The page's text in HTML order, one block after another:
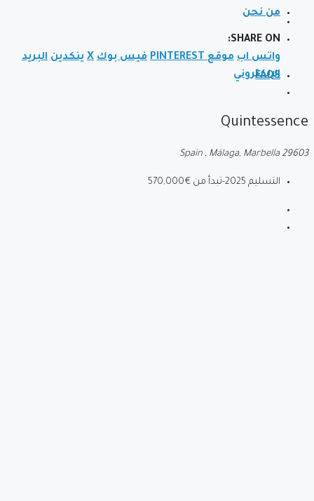
من نحن
FAQS
SHARE ON:
واتس اب موقع PINTEREST فيس بوك X ينكدين البريد
الإلكتروني
Quintessence
Spain , Málaga, Marbella 29603
التسليم 2025-تبدأ من €570,000